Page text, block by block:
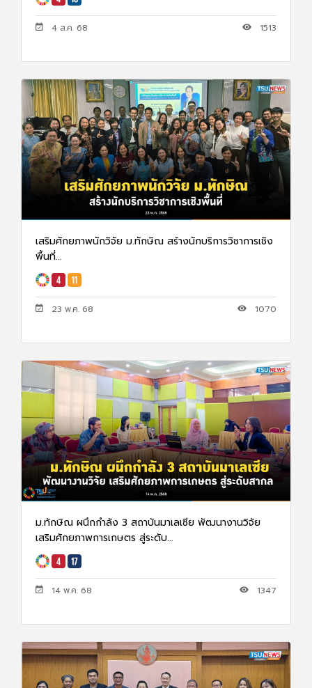
4 ส.ค. 68 1513
เสริมศักยภาพนักวิจัย ม.ทักษิณ สร้างนักบริการวิชาการเชิง
พื้นที่...
23 พ.ค. 68 1070
ม.ทักษิณ ผนึกกำลัง 3 สถาบันมาเลเซีย พัฒนางานวิจัย
เสริมศักยภาพการเกษตร สู่ระดับ...
14 พ.ค. 68 1347